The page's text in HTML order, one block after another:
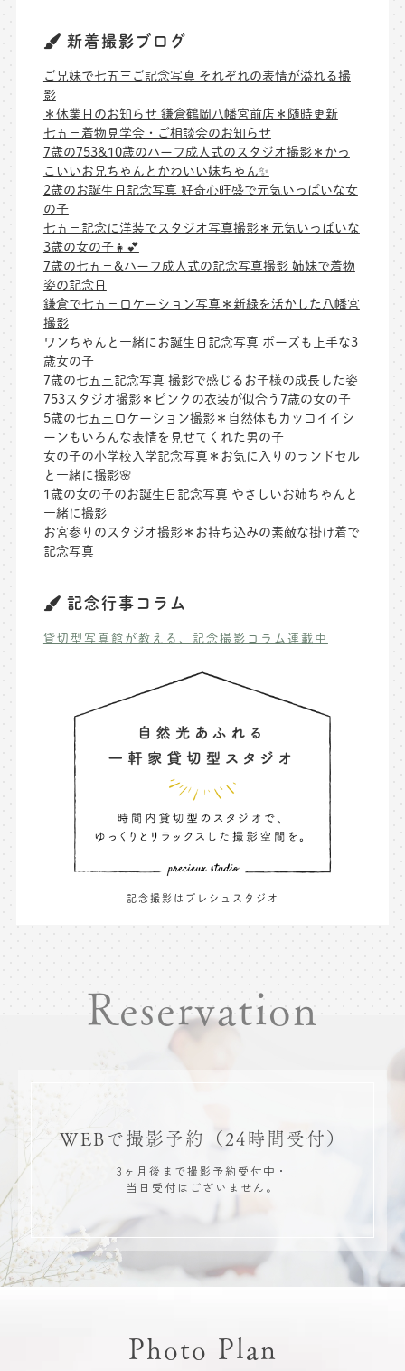
新着撮影ブログ
ご兄妹で七五三ご記念写真 それぞれの表情が溢れる撮
影
＊休業日のお知らせ 鎌倉鶴岡八幡宮前店＊随時更新
七五三着物見学会・ご相談会のお知らせ
7歳の753&10歳のハーフ成人式のスタジオ撮影＊かっ
こいいお兄ちゃんとかわいい妹ちゃん✨
2歳のお誕生日記念写真 好奇心旺盛で元気いっぱいな女
の子
七五三記念に洋装でスタジオ写真撮影＊元気いっぱいな
3歳の女の子👧💕
7歳の七五三&ハーフ成人式の記念写真撮影 姉妹で着物
姿の記念日
鎌倉で七五三ロケーション写真＊新緑を活かした八幡宮
撮影
ワンちゃんと一緒にお誕生日記念写真 ポーズも上手な3
歳女の子
7歳の七五三記念写真 撮影で感じるお子様の成長した姿
753スタジオ撮影＊ピンクの衣装が似合う7歳の女の子
5歳の七五三ロケーション撮影＊自然体もカッコイイシ
ーンもいろんな表情を見せてくれた男の子
女の子の小学校入学記念写真＊お気に入りのランドセル
と一緒に撮影🌸
1歳の女の子のお誕生日記念写真 やさしいお姉ちゃんと
一緒に撮影
お宮参りのスタジオ撮影＊お持ち込みの素敵な掛け着で
記念写真
記念行事コラム
貸切型写真館が教える、記念撮影コラム連載中
記念撮影はプレシュスタジオ
Reservation
WEBで撮影予約 （24時間受付）
3ヶ月後まで撮影予約受付中・
当日受付はございません。
Photo Plan